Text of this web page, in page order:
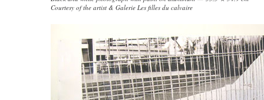
Courtesy of the artist & Galerie Les filles du calvaire